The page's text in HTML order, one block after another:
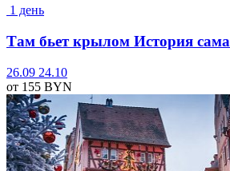
1 день
Там бьет крылом История сама
26.09 24.10
от 155 BYN